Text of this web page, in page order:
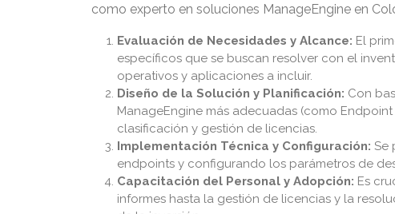
como experto en soluciones ManageEngine en
Evaluación de Necesidades y Alcance: El
específicos que se buscan resolver con el
operativos y aplicaciones a incluir.
Diseño de la Solución y Planificación: Con
ManageEngine más adecuadas (como
clasificación y gestión de licencias.
Implementación Técnica y Configuración: Se
endpoints y configurando los parámetros de
Capacitación del Personal y Adopción: Es
informes hasta la gestión de licencias y la